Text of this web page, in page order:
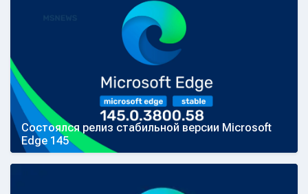
Состоялся релиз стабильной версии Microsoft
Edge 145